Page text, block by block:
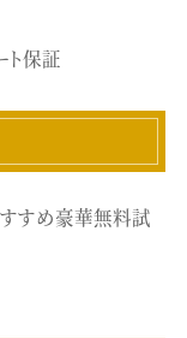
ト保証
すめ豪華無料試